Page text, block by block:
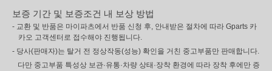
보증 기간 및 보증조건 내 보상 방법
- 교환 및 반품은 마이파츠에서 반품 신청 후, 안내받은 절차에 따라 Gparts 카
카오 고객센터로 접수해야 진행됩니다.
- 당사(판매자)는 탈거 전 정상작동(성능) 확인을 거친 중고부품만 판매합니다.
다만 중고부품 특성상 보관·유통·차량 상태·장착 환경에 따라 장착 후에만 증